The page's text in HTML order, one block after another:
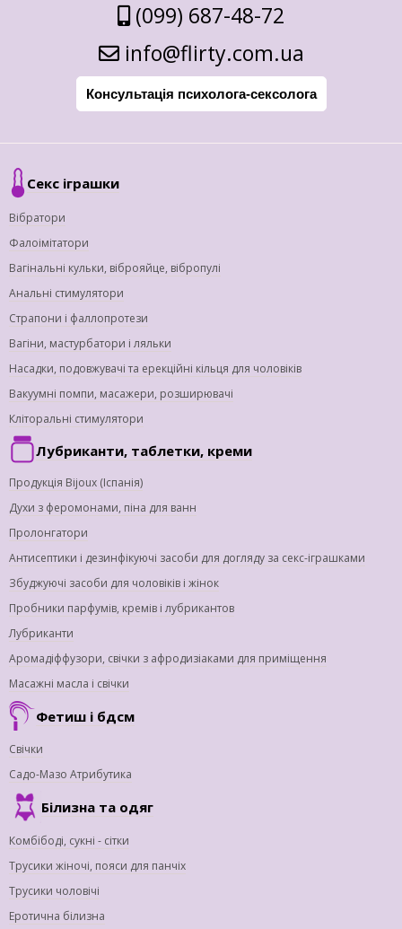
(099) 687-48-72
info@flirty.com.ua
Консультація психолога-сексолога
Секс іграшки
Вібратори
Фалоімітатори
Вагінальні кульки, віброяйце, вібропулі
Анальні стимулятори
Страпони і фаллопротези
Вагіни, мастурбатори і ляльки
Насадки, подовжувачі та ерекційні кільця для чоловіків
Вакуумні помпи, масажери, розширювачі
Кліторальні стимулятори
Лубриканти, таблетки, креми
Продукція Bijoux (Іспанія)
Духи з феромонами, піна для ванн
Пролонгатори
Антисептики і дезинфікуючі засоби для догляду за секс-іграшками
Збуджуючі засоби для чоловіків і жінок
Пробники парфумів, кремів і лубрикантов
Лубриканти
Аромадіффузори, свічки з афродизіаками для приміщення
Масажні масла і свічки
Фетиш і бдсм
Свічки
Садо-Мазо Атрибутика
Білизна та одяг
Комбібоді, сукні - сітки
Трусики жіночі, пояси для панчіх
Трусики чоловічі
Еротична білизна